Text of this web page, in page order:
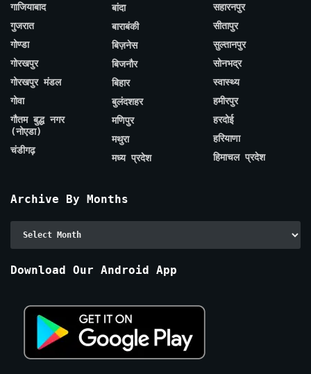
गाजियाबाद
गुजरात
गोण्डा
गोरखपुर
गोरखपुर मंडल
गोवा
गौतम बुद्ध नगर
(नोएडा)
चंडीगढ़
बांदा
बाराबंकी
बिज़नेस
बिजनौर
बिहार
बुलंदशहर
मणिपुर
मथुरा
मध्य प्रदेश
सहारनपुर
सीतापुर
सुल्तानपुर
सोनभद्र
स्वास्थ्य
हमीरपुर
हरदोई
हरियाणा
हिमाचल प्रदेश
Archive By Months
Download Our Android App